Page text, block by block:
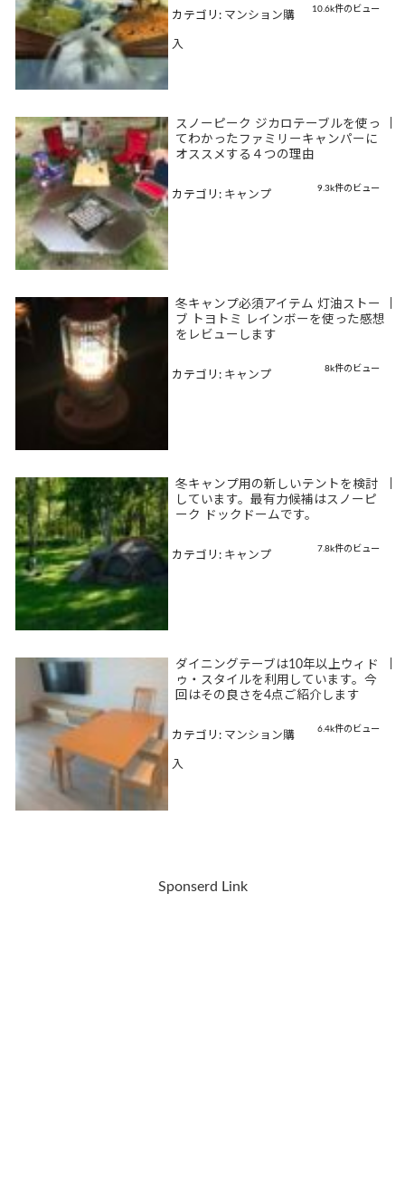
10.6k件のビュー
カテゴリ: マンション購
入
スノーピーク ジカロテーブルを使っ
てわかったファミリーキャンパーに
オススメする４つの理由
9.3k件のビュー
カテゴリ: キャンプ
冬キャンプ必須アイテム 灯油ストー
ブ トヨトミ レインボーを使った感想
をレビューします
8k件のビュー
カテゴリ: キャンプ
冬キャンプ用の新しいテントを検討
しています。最有力候補はスノーピ
ーク ドックドームです。
7.8k件のビュー
カテゴリ: キャンプ
ダイニングテーブは10年以上ウィド
ゥ・スタイルを利用しています。今
回はその良さを4点ご紹介します
6.4k件のビュー
カテゴリ: マンション購
入
Sponserd Link